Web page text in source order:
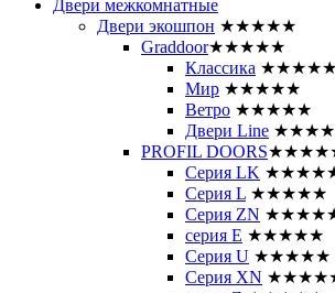
Двери межкомнатные
Двери экошпон ★★★★★
Graddoor★★★★★
Классика ★★★★★
Мир ★★★★★
Ветро ★★★★★
Двери Line
PROFIL DOORS
Серия LK
Серия L ★★★★★
Серия ZN
серия E ★★★★★
Серия U ★★★★★
Серия XN